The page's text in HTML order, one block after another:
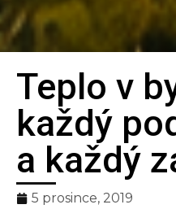
pro
Teplo v
každý
a každý
5 prosince, 2019